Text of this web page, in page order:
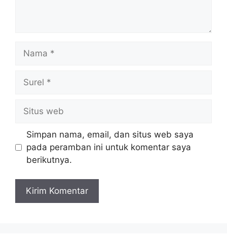
web
Simpan nama, email, dan situs web saya
pada peramban ini untuk komentar saya
berikutnya.